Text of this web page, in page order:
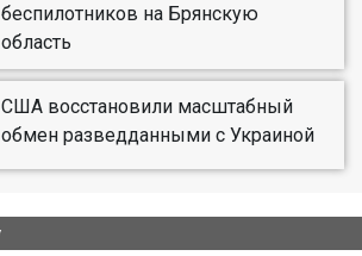
беспилотников на Брянскую
область
США восстановили масштабный
обмен разведданными с Украиной